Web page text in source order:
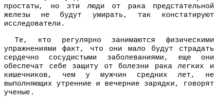
простаты, но эти люди от рака предстательной
железы не будут умирать, так констатируют
исследователи.
Те, кто регулярно занимаются физическими
упражнениями факт, что они мало будут страдать
сердечно сосудистыми заболеваниями, еще они
обеспечат себе защиту от болезни рака легких и
кишечников, чем у мужчин средних лет, не
выполняющих утренние и вечерние зарядки, говорят
ученые.